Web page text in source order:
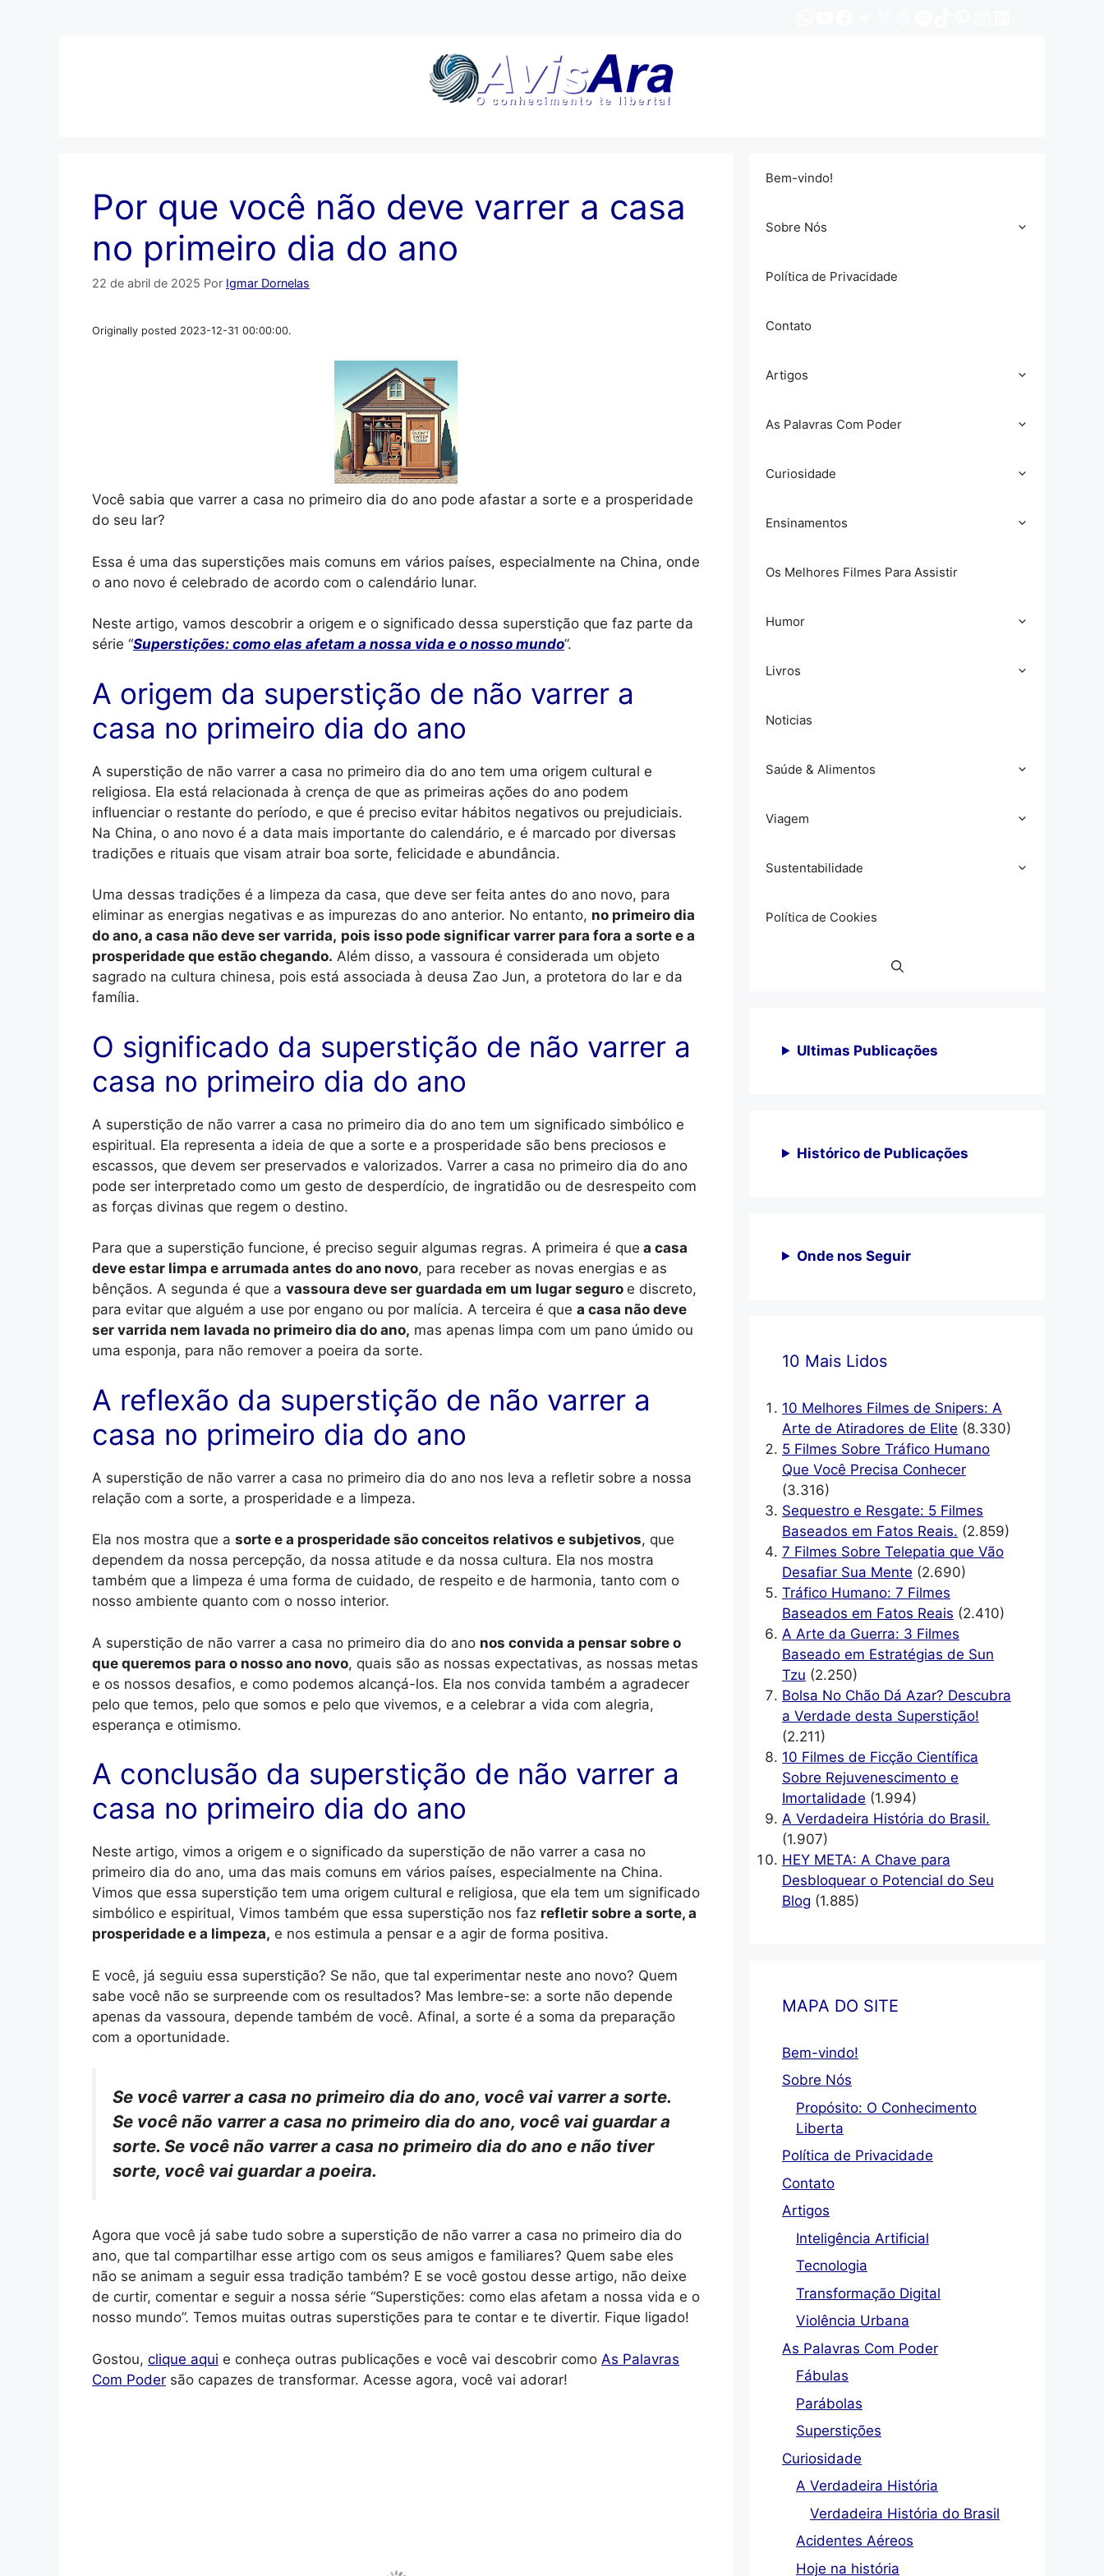
Por que você não deve varrer a casa
no primeiro dia do ano
22 de abril de 2025 Por Igmar Dornelas
Originally posted 2023-12-31 00:00:00.
Você sabia que varrer a casa no primeiro dia do ano pode afastar a sorte e a prosperidade
do seu lar?
Essa é uma das superstições mais comuns em vários países, especialmente na China, onde
o ano novo é celebrado de acordo com o calendário lunar.
Neste artigo, vamos descobrir a origem e o significado dessa superstição que faz parte da
série “Superstições: como elas afetam a nossa vida e o nosso mundo”.
A origem da superstição de não varrer a
casa no primeiro dia do ano
A superstição de não varrer a casa no primeiro dia do ano tem uma origem cultural e
religiosa. Ela está relacionada à crença de que as primeiras ações do ano podem
influenciar o restante do período, e que é preciso evitar hábitos negativos ou prejudiciais.
Na China, o ano novo é a data mais importante do calendário, e é marcado por diversas
tradições e rituais que visam atrair boa sorte, felicidade e abundância.
Uma dessas tradições é a limpeza da casa, que deve ser feita antes do ano novo, para
eliminar as energias negativas e as impurezas do ano anterior. No entanto, no primeiro dia
do ano, a casa não deve ser varrida, pois isso pode significar varrer para fora a sorte e a
prosperidade que estão chegando. Além disso, a vassoura é considerada um objeto
sagrado na cultura chinesa, pois está associada à deusa Zao Jun, a protetora do lar e da
família.
O significado da superstição de não varrer a
casa no primeiro dia do ano
A superstição de não varrer a casa no primeiro dia do ano tem um significado simbólico e
espiritual. Ela representa a ideia de que a sorte e a prosperidade são bens preciosos e
escassos, que devem ser preservados e valorizados. Varrer a casa no primeiro dia do ano
pode ser interpretado como um gesto de desperdício, de ingratidão ou de desrespeito com
as forças divinas que regem o destino.
Para que a superstição funcione, é preciso seguir algumas regras. A primeira é que a casa
deve estar limpa e arrumada antes do ano novo, para receber as novas energias e as
bênçãos. A segunda é que a vassoura deve ser guardada em um lugar seguro e discreto,
para evitar que alguém a use por engano ou por malícia. A terceira é que a casa não deve
ser varrida nem lavada no primeiro dia do ano, mas apenas limpa com um pano úmido ou
uma esponja, para não remover a poeira da sorte.
A reflexão da superstição de não varrer a
casa no primeiro dia do ano
A superstição de não varrer a casa no primeiro dia do ano nos leva a refletir sobre a nossa
relação com a sorte, a prosperidade e a limpeza.
Ela nos mostra que a sorte e a prosperidade são conceitos relativos e subjetivos, que
dependem da nossa percepção, da nossa atitude e da nossa cultura. Ela nos mostra
também que a limpeza é uma forma de cuidado, de respeito e de harmonia, tanto com o
nosso ambiente quanto com o nosso interior.
A superstição de não varrer a casa no primeiro dia do ano nos convida a pensar sobre o
que queremos para o nosso ano novo, quais são as nossas expectativas, as nossas metas
e os nossos desafios, e como podemos alcançá-los. Ela nos convida também a agradecer
pelo que temos, pelo que somos e pelo que vivemos, e a celebrar a vida com alegria,
esperança e otimismo.
A conclusão da superstição de não varrer a
casa no primeiro dia do ano
Neste artigo, vimos a origem e o significado da superstição de não varrer a casa no
primeiro dia do ano, uma das mais comuns em vários países, especialmente na China.
Vimos que essa superstição tem uma origem cultural e religiosa, que ela tem um significado
simbólico e espiritual, Vimos também que essa superstição nos faz refletir sobre a sorte, a
prosperidade e a limpeza, e nos estimula a pensar e a agir de forma positiva.
E você, já seguiu essa superstição? Se não, que tal experimentar neste ano novo? Quem
sabe você não se surpreende com os resultados? Mas lembre-se: a sorte não depende
apenas da vassoura, depende também de você. Afinal, a sorte é a soma da preparação
com a oportunidade.
Se você varrer a casa no primeiro dia do ano, você vai varrer a sorte.
Se você não varrer a casa no primeiro dia do ano, você vai guardar a
sorte. Se você não varrer a casa no primeiro dia do ano e não tiver
sorte, você vai guardar a poeira.
Agora que você já sabe tudo sobre a superstição de não varrer a casa no primeiro dia do
ano, que tal compartilhar esse artigo com os seus amigos e familiares? Quem sabe eles
não se animam a seguir essa tradição também? E se você gostou desse artigo, não deixe
de curtir, comentar e seguir a nossa série “Superstições: como elas afetam a nossa vida e o
nosso mundo”. Temos muitas outras superstições para te contar e te divertir. Fique ligado!
Gostou, clique aqui e conheça outras publicações e você vai descobrir como As Palavras
Com Poder são capazes de transformar. Acesse agora, você vai adorar!
Ufa, Agosto Acabou! Mistérios e Superstições do
13 de janeiro de 2025 Igmar Dornelas
Originally posted 2023-09-02 13:13:00. Imagine um mundo
superstições e lendas, onde cada mês do ano carrega sua
Bem-vindo!
Sobre Nós
Política de Privacidade
Contato
Artigos
As Palavras Com Poder
Curiosidade
Ensinamentos
Os Melhores Filmes Para Assistir
Humor
Livros
Noticias
Saúde & Alimentos
Viagem
Sustentabilidade
Política de Cookies
Ultimas Publicações
Histórico de Publicações
Onde nos Seguir
10 Mais Lidos
10 Melhores Filmes de Snipers: A
Arte de Atiradores de Elite (8.330)
5 Filmes Sobre Tráfico Humano
Que Você Precisa Conhecer
(3.316)
Sequestro e Resgate: 5 Filmes
Baseados em Fatos Reais. (2.859)
7 Filmes Sobre Telepatia que Vão
Desafiar Sua Mente (2.690)
Tráfico Humano: 7 Filmes
Baseados em Fatos Reais (2.410)
A Arte da Guerra: 3 Filmes
Baseado em Estratégias de Sun
Tzu (2.250)
Bolsa No Chão Dá Azar? Descubra
a Verdade desta Superstição!
(2.211)
10 Filmes de Ficção Científica
Sobre Rejuvenescimento e
Imortalidade (1.994)
A Verdadeira História do Brasil.
(1.907)
HEY META: A Chave para
Desbloquear o Potencial do Seu
Blog (1.885)
MAPA DO SITE
Bem-vindo!
Sobre Nós
Propósito: O Conhecimento
Liberta
Política de Privacidade
Contato
Artigos
Inteligência Artificial
Tecnologia
Transformação Digital
Violência Urbana
As Palavras Com Poder
Fábulas
Parábolas
Superstições
Curiosidade
A Verdadeira História
Verdadeira História do Brasil
Acidentes Aéreos
Hoje na história